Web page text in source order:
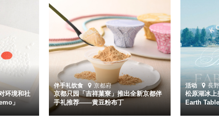
环境和社
」
伴手礼饮食 京都府
京都只园「吉祥菓寮」推出全新京都伴
手礼推荐——黄豆粉布丁
活动 長
松原湖冰
Earth